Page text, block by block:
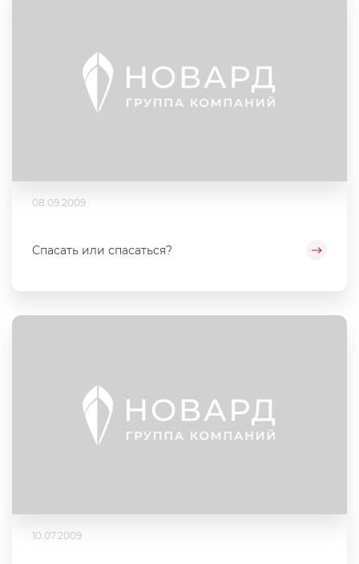
08.09.2009
Спасать или спасаться?
10.07.2009